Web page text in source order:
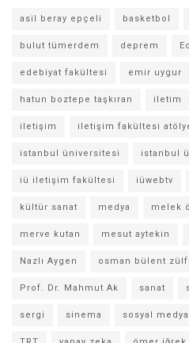
asil beray epçeli basketbol
bulut tümerdem deprem
edebiyat fakültesi emir uygur
hatun boztepe taşkıran iletim
iletişim iletişim fakültesi
istanbul üniversitesi istanbul
iü iletişim fakültesi iüwebtv
kültür sanat medya melek
merve kutan mesut aytekin
Nazlı Aygen osman bülent
Prof. Dr. Mahmut Ak sanat
sergi sinema sosyal medya